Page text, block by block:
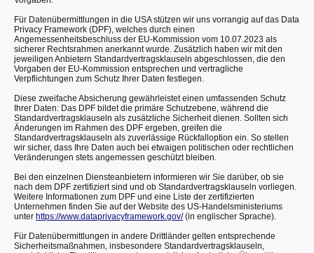
Für Datenübermittlungen in die USA stützen wir uns vorrangig auf das Data
Privacy Framework (DPF), welches durch einen
Angemessenheitsbeschluss der EU-Kommission vom 10.07.2023 als
sicherer Rechtsrahmen anerkannt wurde. Zusätzlich haben wir mit den
jeweiligen Anbietern Standardvertragsklauseln abgeschlossen, die den
Vorgaben der EU-Kommission entsprechen und vertragliche
Verpflichtungen zum Schutz Ihrer Daten festlegen.
Diese zweifache Absicherung gewährleistet einen umfassenden Schutz
Ihrer Daten: Das DPF bildet die primäre Schutzebene, während die
Standardvertragsklauseln als zusätzliche Sicherheit dienen. Sollten sich
Änderungen im Rahmen des DPF ergeben, greifen die
Standardvertragsklauseln als zuverlässige Rückfalloption ein. So stellen
wir sicher, dass Ihre Daten auch bei etwaigen politischen oder rechtlichen
Veränderungen stets angemessen geschützt bleiben.
Bei den einzelnen Diensteanbietern informieren wir Sie darüber, ob sie
nach dem DPF zertifiziert sind und ob Standardvertragsklauseln vorliegen.
Weitere Informationen zum DPF und eine Liste der zertifizierten
Unternehmen finden Sie auf der Website des US-Handelsministeriums
unter https://www.dataprivacyframework.gov/(in englischer Sprache).
Für Datenübermittlungen in andere Drittländer gelten entsprechende
Sicherheitsmaßnahmen, insbesondere Standardvertragsklauseln,